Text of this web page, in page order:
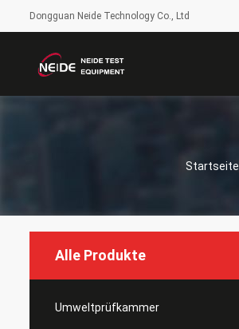
Dongguan Neide Technology Co., Ltd
Startseite
Alle Produkte
Umweltprüfkammer